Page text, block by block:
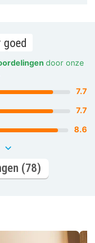
goed
door onze
7.7
7.7
8.6
(78)